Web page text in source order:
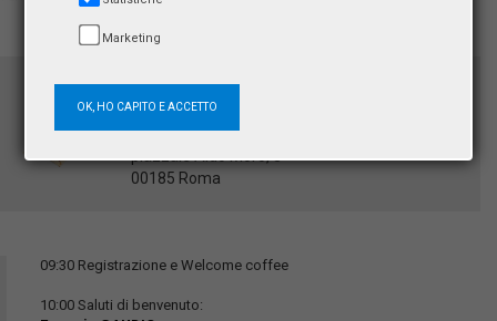
Aula Magna
Palazzo del Rettorato
Sapienza Università di Roma
00185 Roma
09:30 Registrazione e Welcome coffee
10:00 Saluti di benvenuto:
Marketing
OK, HO CAPITO E ACCETTO